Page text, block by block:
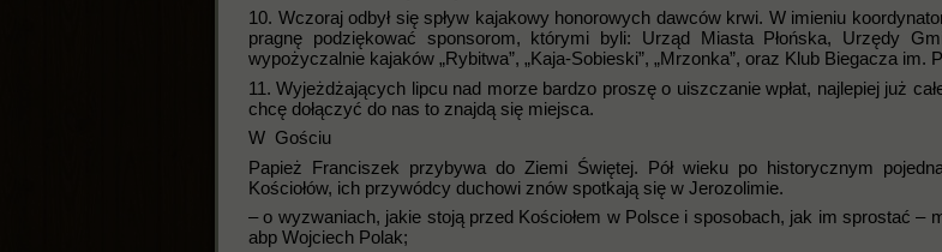
10. Wczoraj odbył się spływ kajakowy honorowych dawców krwi. W imieniu
pragnę podziękować sponsorom, którymi byli: Urząd Miasta Płońska, Urzędy
wypożyczalnie kajaków „Rybitwa”, „Kaja-Sobieski”, „Mrzonka”, oraz Klub Biegacza im.
11. Wyjeżdżających lipcu nad morze bardzo proszę o uiszczanie wpłat, najlepiej już
chcę dołączyć do nas to znajdą się miejsca.
W Gościu
Papież Franciszek przybywa do Ziemi Świętej. Pół wieku po historycznym
Kościołów, ich przywódcy duchowi znów spotkają się w Jerozolimie.
– o wyzwaniach, jakie stoją przed Kościołem w Polsce i sposobach, jak im sprostać –
abp Wojciech Polak;